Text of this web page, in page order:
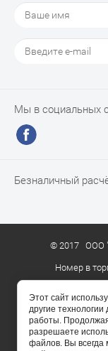
Мы в социальных
Безналичный
© 2017 ООО
Номер в
Этот сайт
другие
работы.
разрешаете
файлов. Вы всегда